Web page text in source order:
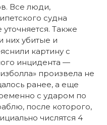
Все люди,
судна
Также
них убитые и
картину с
инцидента —
произвела не
ранее, а еще
с ударом по
после которого,
числятся 4